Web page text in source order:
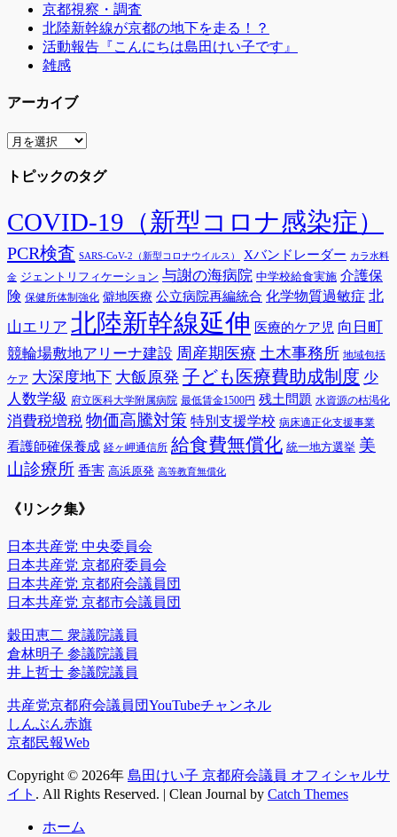
京都視察・調査
北陸新幹線が京都の地下を走る！？
活動報告『こんにちは島田けい子です』
雑感
アーカイブ
ア
カ
ブ
トピックのタグ
COVID-19（新型コロナ感染症）
PCR検査 SARS-CoV-2（新型コロナウイルス） Xバンドレーダー カラ水料
金 ジェントリフィケーション 与謝の海病院 中学校給食実施 介護保
険 保健所体制強化 僻地医療 公立病院再編統合 化学物質過敏症 北
山エリア 北陸新幹線延伸 医療的ケア児 向日町
競輪場敷地アリーナ建設 周産期医療 土木事務所 地域包括
ケア 大深度地下 大飯原発 子ども医療費助成制度 少
人数学級 府立医科大学附属病院 最低賃金1500円 残土問題 水資源の枯渇化
消費税増税 物価高騰対策 特別支援学校 病床適正化支援事業
看護師確保養成 経ヶ岬通信所 給食費無償化 統一地方選挙 美
山診療所 香害 高浜原発 高等教育無償化
《リンク集》
日本共産党 中央委員会
日本共産党 京都府委員会
日本共産党 京都府会議員団
日本共産党 京都市会議員団
穀田恵二 衆議院議員
倉林明子 参議院議員
井上哲士 参議院議員
共産党京都府会議員団YouTubeチャンネル
しんぶん赤旗
京都民報Web
Copyright © 2026年 島田けい子 京都府会議員 オフィシャルサ
イト . All Rights Reserved. | Clean Journal by Catch Themes
ホーム